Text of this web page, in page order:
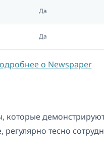
Да
Да
о Newspaper
тесно